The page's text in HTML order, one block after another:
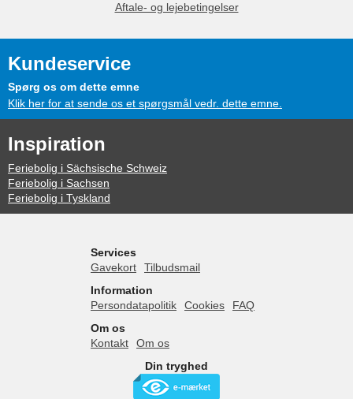
Aftale- og lejebetingelser
Kundeservice
Spørg os om dette emne
Klik her for at sende os et spørgsmål vedr. dette emne.
Inspiration
Feriebolig i Sächsische Schweiz
Feriebolig i Sachsen
Feriebolig i Tyskland
Services
Gavekort
Tilbudsmail
Information
Persondatapolitik
Cookies
FAQ
Om os
Kontakt
Om os
Din tryghed